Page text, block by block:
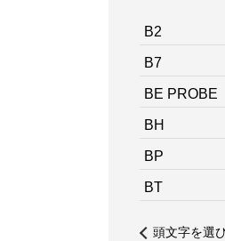
B2
B7
BE PROBE
BH
BP
BT
頭文字を選